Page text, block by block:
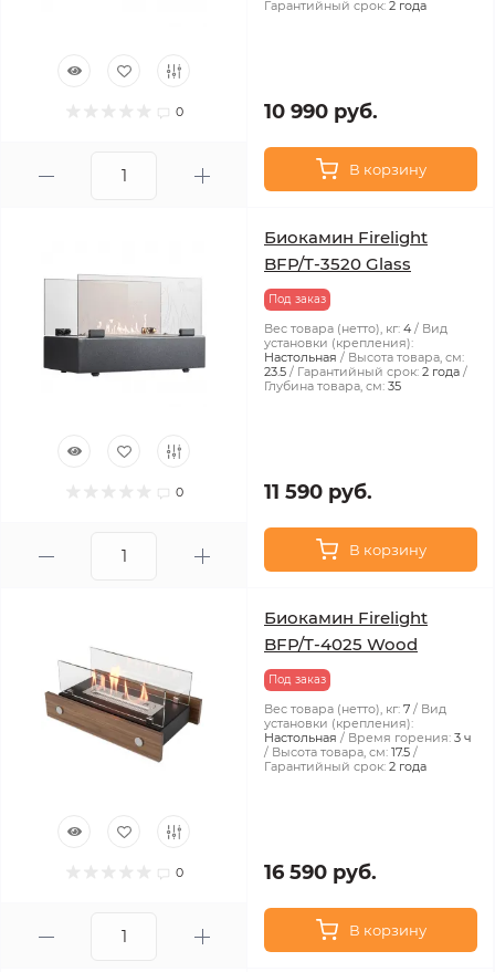
0
Гарантийный срок: 2 года
10 990 руб.
В корзину
0
Биокамин Firelight
BFP/T-3520 Glass
Под заказ
Вес товара (нетто), кг: 4
Вид
установки (крепления):
Настольная
Высота товара, см:
23.5
Гарантийный срок: 2 года
Глубина товара, см: 35
11 590 руб.
В корзину
0
Биокамин Firelight
BFP/T-4025 Wood
Под заказ
Вес товара (нетто), кг: 7
Вид
установки (крепления):
Настольная
Время горения: 3 ч
Высота товара, см: 17.5
Гарантийный срок: 2 года
16 590 руб.
В корзину